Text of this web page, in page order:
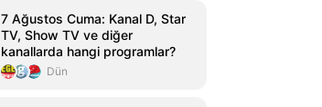
7 Ağustos Cuma: Kanal D, Star
TV, Show TV ve diğer
kanallarda hangi programlar?
Dün